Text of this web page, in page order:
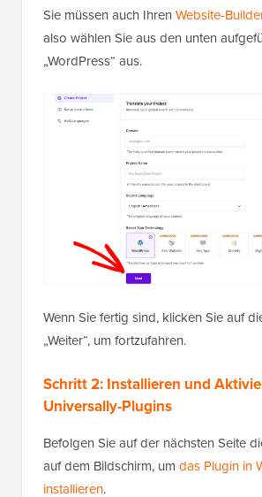
Sie müssen auch Ihren Website-
also wählen Sie aus den unten
„WordPress“ aus.
Wenn Sie fertig sind, klicken Sie auf
„Weiter“, um fortzufahren.
Schritt 2: Installieren und
Universally-Plugins
Befolgen Sie auf der nächsten Seite
auf dem Bildschirm, um das Plugin in
installieren.